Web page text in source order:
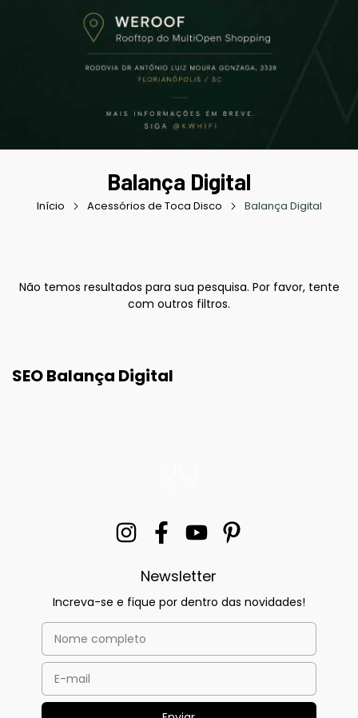
Balança Digital
Início Acessórios de Toca Disco Balança Digital
Não temos resultados para sua pesquisa. Por favor, tente
com outros filtros.
SEO Balança Digital
Newsletter
Increva-se e fique por dentro das novidades!